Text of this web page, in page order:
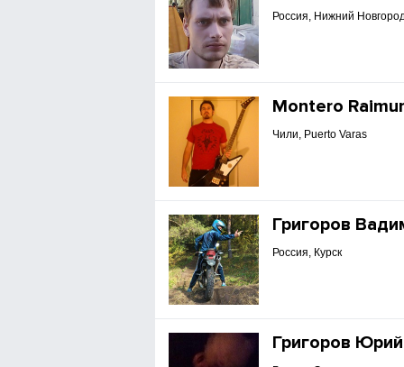
Россия, Нижний
Montero
Чили, Puerto Varas
Григоров
Россия, Курск
Григоров Юрий